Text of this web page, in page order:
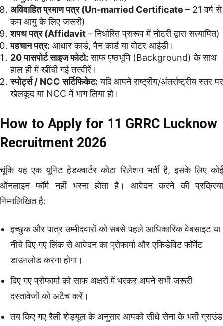
अविवाहित प्रमाण पत्र (Un-married Certificate – 21 वर्ष से
कम आयु के लिए जरूरी)
शपथ पत्र (Affidavit– निर्धारित प्रारूप में नोटरी द्वारा सत्यापित)
पहचान पत्र: आधार कार्ड, पैन कार्ड या वोटर आईडी।
20 पासपोर्ट साइज फोटो: साफ पृष्ठभूमि (Background) के साथ
हाल ही में खींची गई तस्वीरें।
स्पोर्ट्स / NCC सर्टिफिकेट: यदि आपने राष्ट्रीय/अंतर्राष्ट्रीय स्तर पर
खेलकूद या NCC में भाग लिया हो।
How to Apply for 11 GRRC Lucknow
Recruitment 2026
चूंकि यह एक यूनिट हेडक्वार्टर कोटा रिलेशन भर्ती है, इसके लिए कोई
ऑनलाइन फॉर्म नहीं भरना होता है। आवेदन करने की प्रक्रिया
निम्नलिखित है:
इच्छुक और पात्र उम्मीदवारों को सबसे पहले आधिकारिक वेबसाइट या
नीचे दिए गए लिंक से आवेदन का प्रोफार्मा और एफिडेविट फॉर्मेट
डाउनलोड करना होगा।
दिए गए प्रोफार्मा को साफ अक्षरों में भरकर अपने सभी जरूरी
दस्तावेजों को अटैच करें।
तय किए गए रैली शेड्यूल के अनुसार आपको सीधे सेना के भर्ती ग्राउंड